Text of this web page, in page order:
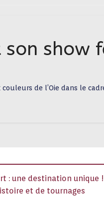
son
de l’Oie dans le
: une destination unique !
et de tournages